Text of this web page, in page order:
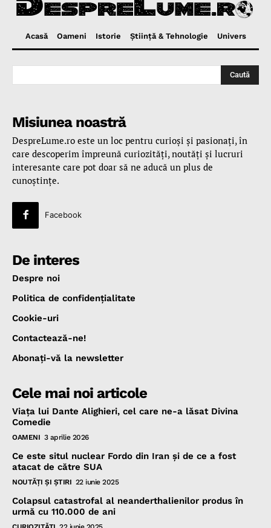
Acasă Oameni Istorie Ştiinţă & Tehnologie Univers
Caută
Misiunea noastră
DespreLume.ro este un loc pentru curioşi şi pasionaţi, în
care descoperim împreună curiozităţi, noutăţi şi lucruri
interesante care pot doar să ne aducă un plus de
cunoştinţe.
Facebook
De interes
Despre noi
Politica de confidenţialitate
Cookie-uri
Contactează-ne!
Abonaţi-vă la newsletter
Cele mai noi articole
Viața lui Dante Alighieri, cel care ne-a lăsat Divina
Comedie
OAMENI 3 aprilie 2026
Ce este situl nuclear Fordo din Iran și de ce a fost
atacat de către SUA
NOUTĂŢI ŞI ŞTIRI 22 iunie 2025
Colapsul catastrofal al neanderthalienilor produs în
urmă cu 110.000 de ani